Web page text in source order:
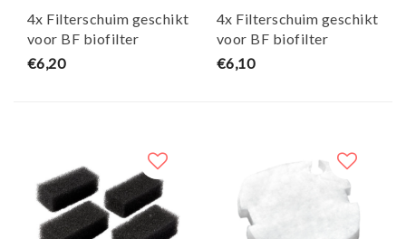
4x Filterschuim geschikt
voor BF biofilter
medium 300 plus - Maja
€6,20
4x Filterschuim geschikt
voor BF biofilter
medium 400/ 600 plus -
€6,10